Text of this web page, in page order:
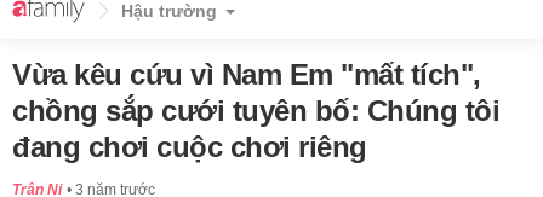
Hậu trường
Vừa kêu cứu vì Nam Em "mất tích",
chồng sắp cưới tuyên bố: Chúng tôi
đang chơi cuộc chơi riêng
Trân Ni 3 năm trước